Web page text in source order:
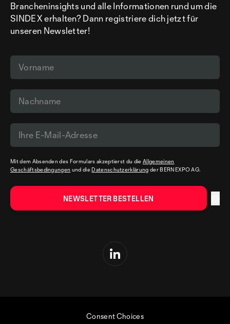
Brancheninsights und alle Informationen rund um die
SINDEX erhalten? Dann registriere dich jetzt für
unseren Newsletter!
Mit dem Absenden des Formulars akzeptierst du dieAllgemeinen
Geschäftsbedingungen und die Datenschutzerklärung der BERNEXPO AG.
Consent Choices